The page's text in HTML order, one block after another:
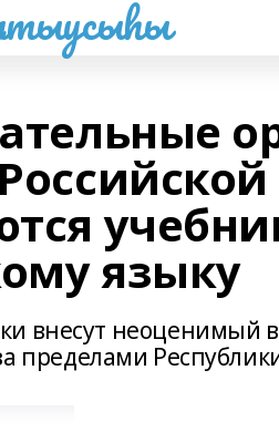
языку
внесут неоценимый
пределами